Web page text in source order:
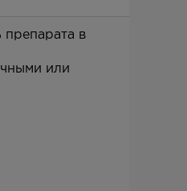
препарата в
или